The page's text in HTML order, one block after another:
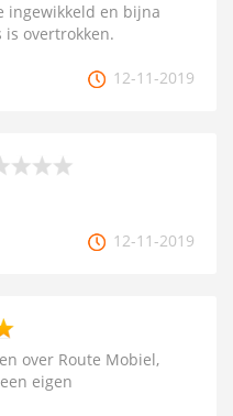
ingewikkeld en bijna
is overtrokken.
12-11-2019
12-11-2019
over Route Mobiel,
eigen